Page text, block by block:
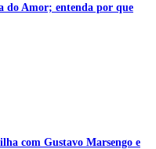
do Amor; entenda por que
com Gustavo Marsengo e